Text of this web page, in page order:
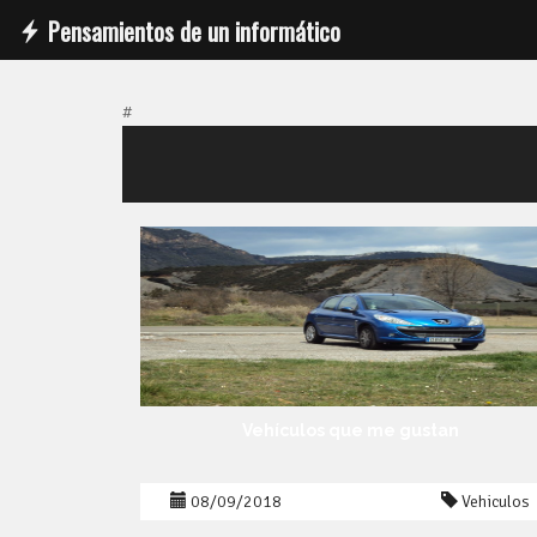
Pensamientos de un informático
#
08/09/2018 Vehiculos